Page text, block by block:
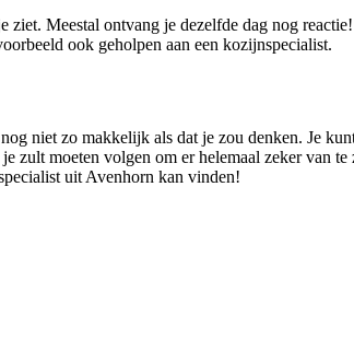
Meestal ontvang je dezelfde dag nog
ook geholpen aan een kozijnspecialist.
niet zo makkelijk als dat je zou denken. Je
zult moeten volgen om er helemaal zeker
uit Avenhorn kan vinden!